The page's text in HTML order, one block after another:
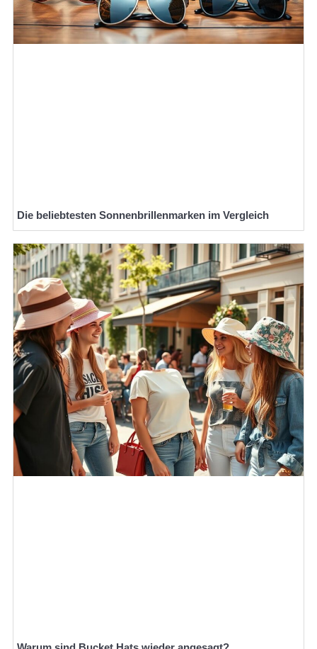
Die beliebtesten Sonnenbrillenmarken im Vergleich